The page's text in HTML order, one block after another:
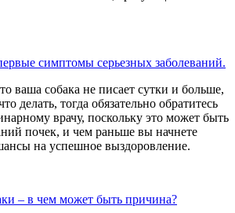
симптомы серьезных заболеваний.
ваша собака не писает сутки и больше,
делать, тогда обязательно обратитесь
врачу, поскольку это может быть
почек, и чем раньше вы начнете
на успешное выздоровление.
– в чем может быть причина?